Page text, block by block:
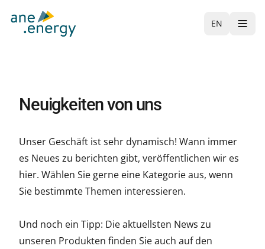
EN
Neuigkeiten von uns
Unser Geschäft ist sehr dynamisch! Wann immer
es Neues zu berichten gibt, veröffentlichen wir es
hier. Wählen Sie gerne eine Kategorie aus, wenn
Sie bestimmte Themen interessieren.
Und noch ein Tipp: Die aktuellsten News zu
unseren Produkten finden Sie auch auf den